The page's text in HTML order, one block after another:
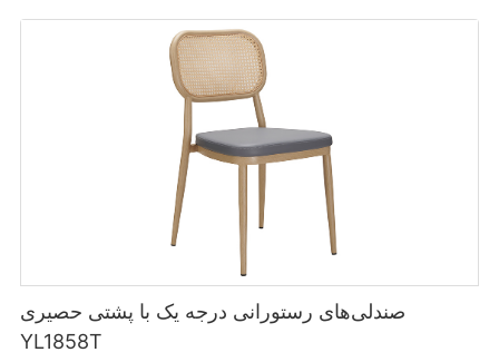
صندلی‌های رستورانی درجه یک با پشتی حصیری
YL1858T